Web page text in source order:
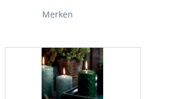
Merken